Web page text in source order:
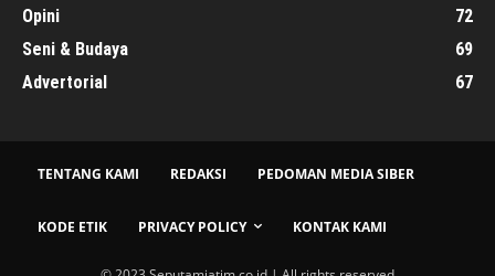
Opini
72
Seni & Budaya
69
Advertorial
67
TENTANG KAMI REDAKSI PEDOMAN MEDIA SIBER
KODE ETIK PRIVACY POLICY KONTAK KAMI